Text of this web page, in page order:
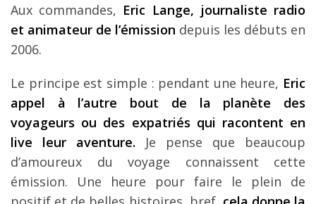
Aux commandes, Eric Lange, journaliste radio
et animateur de l’émission depuis les débuts en
2006.
Le principe est simple : pendant une heure, Eric
appel à l’autre bout de la planète des
voyageurs ou des expatriés qui racontent en
live leur aventure. Je pense que beaucoup
d’amoureux du voyage connaissent cette
émission. Une heure pour faire le plein de